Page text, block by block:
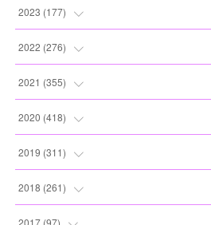
(7)
(11
(12
(12
(13
(13
(13
(10
(13
2023 (177)
(20
(10
(11
(13
2022 (276)
(17
(16
(21
(21
2021 (355)
(19
(12
(16
(29
2020 (418)
(44
(59
(47
2019 (311)
(25
(25 )
2018 (261)
(22 )